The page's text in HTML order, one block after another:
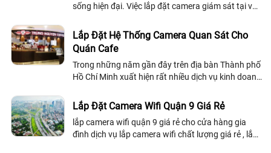
sống hiện đại. Việc lắp đặt camera giám sát tại văn
doanh nghiệp vừa có thể giám sát nhân viên vừa
bảo vệ tài sản một cách hiệu quả nhất
Lắp Đặt Hệ Thống Camera Quan Sát Cho
Quán Cafe
Trong những năm gần đây trên địa bàn Thành phố
Hồ Chí Minh xuất hiện rất nhiều dịch vụ kinh doanh
doanh này thu hút rất nhiều lượng khách hàng nên
việc quản lí an ninh của quán là điều hết sức cần
thiết
Lắp Đặt Camera Wifi Quận 9 Giá Rẻ
lắp camera wifi quận 9 giá rẻ cho cửa hàng gia
đình dịch vụ lắp camera wifi chất lượng giá rẻ , lắp